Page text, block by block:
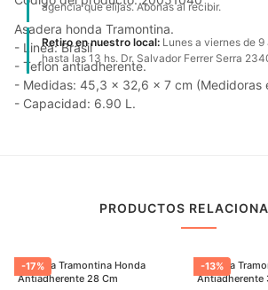
agencia que elijas. Abonas al recibir.
Retiro en nuestro local: Lunes a viernes de 9
hasta las 13 hs. Dr. Salvador Ferrer Serra
Asadera honda Tramontina.
- Linea: Brasil
- Teflon antiadherente.
- Medidas: 45,3 x 32,6 x 7 cm (Medidoras
- Capacidad: 6.90 L.
PRODUCTOS
-17%
Asadera Tramontina Honda
Antiadherente 28 Cm
-13%
Asadera
Antiadherente